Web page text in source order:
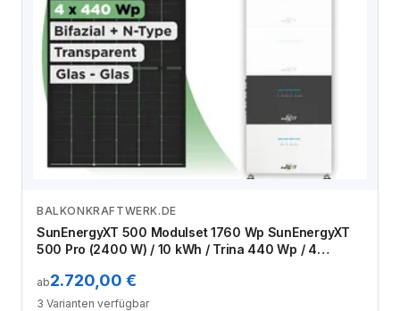
Zum Angebot
BALKONKRAFTWERK.DE
SunEnergyXT 500 Modulset 1760 Wp SunEnergyXT
500 Pro (2400 W) / 10 kWh / Trina 440 Wp / 4
ab2.720,00 €
3 Varianten verfügbar